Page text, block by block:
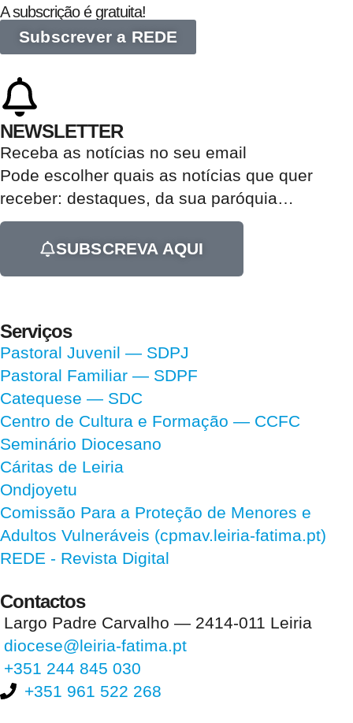
A subscrição é gratuita!
Subscrever a REDE
NEWSLETTER
Receba as notícias no seu email​
Pode escolher quais as notícias que quer
receber: destaques, da sua paróquia…
SUBSCREVA AQUI
Serviços
Pastoral Juvenil — SDPJ
Pastoral Familiar — SDPF
Catequese — SDC
Centro de Cultura e Formação — CCFC
Seminário Diocesano
Cáritas de Leiria
Ondjoyetu
Comissão Para a Proteção de Menores e
Adultos Vulneráveis (cpmav.leiria-fatima.pt)
REDE - Revista Digital
Contactos
Largo Padre Carvalho — 2414-011 Leiria
diocese@leiria-fatima.pt
+351 244 845 030
+351 961 522 268